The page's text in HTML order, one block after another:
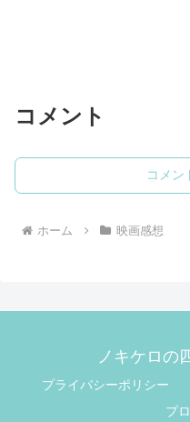
コメント
コメン
ホーム 映画感想
ノキケロの
プライバシーポリシー
プ